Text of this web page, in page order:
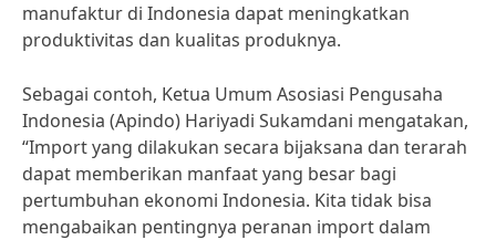
manufaktur di Indonesia dapat meningkatkan
produktivitas dan kualitas produknya.
Sebagai contoh, Ketua Umum Asosiasi Pengusaha
Indonesia (Apindo) Hariyadi Sukamdani mengatakan,
“Import yang dilakukan secara bijaksana dan terarah
dapat memberikan manfaat yang besar bagi
pertumbuhan ekonomi Indonesia. Kita tidak bisa
mengabaikan pentingnya peranan import dalam